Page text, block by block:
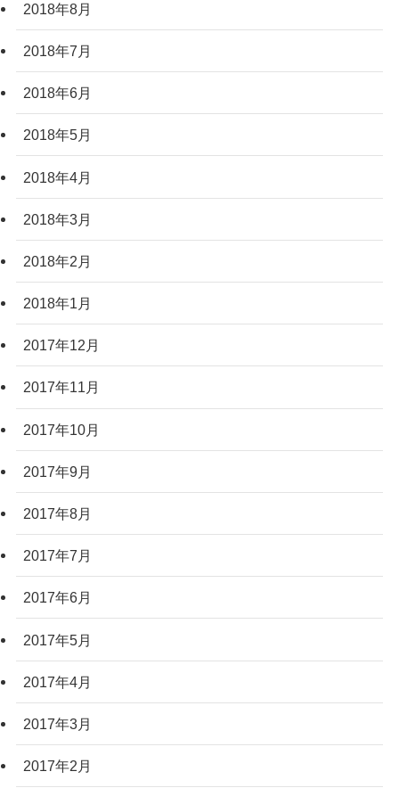
2018年8月
2018年7月
2018年6月
2018年5月
2018年4月
2018年3月
2018年2月
2018年1月
2017年12月
2017年11月
2017年10月
2017年9月
2017年8月
2017年7月
2017年6月
2017年5月
2017年4月
2017年3月
2017年2月